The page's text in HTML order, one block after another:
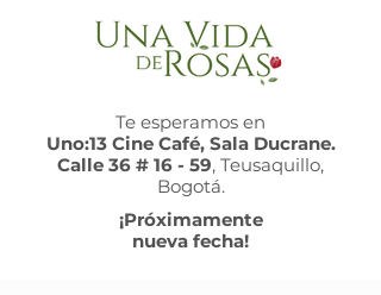
Te esperamos en
Uno:13 Cine Café, Sala Ducrane.
Calle 36 # 16 - 59, Teusaquillo,
Bogotá.
¡Próximamente
nueva fecha!